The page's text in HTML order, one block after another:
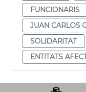
FUNCIONARIS
JUAN CARLOS
SOLIDARITAT
ENTITATS